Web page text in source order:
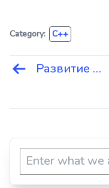
Category: C++
Навигация
Развитие …